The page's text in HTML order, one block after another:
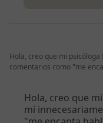
Hola, creo que mi
comentarios como "me
Hola, creo que
mí